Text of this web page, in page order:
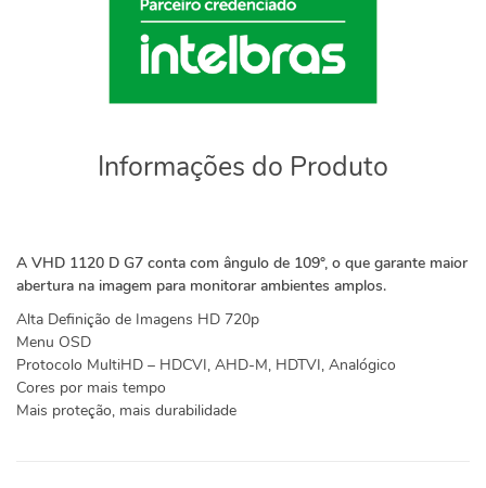
Informações do Produto
A VHD 1120 D G7 conta com ângulo de 109°, o que garante maior
abertura na imagem para monitorar ambientes amplos.
Alta Definição de Imagens HD 720p
Menu OSD
Protocolo MultiHD – HDCVI, AHD-M, HDTVI, Analógico
Cores por mais tempo
Mais proteção, mais durabilidade